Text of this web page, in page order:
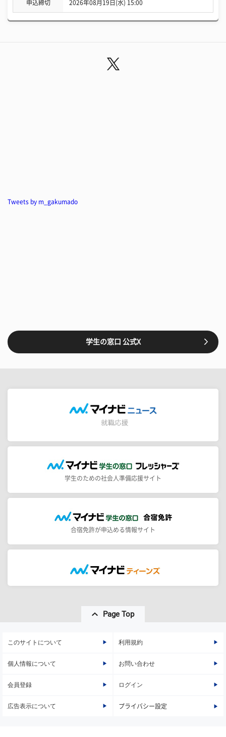
申込締切 2026年08月19日(水) 15:00
Tweets by m_gakumado
学生の窓口 公式X
学生のための社会人準備応援サイト
合宿免許が申込める情報サイト
Page Top
このサイトについて 利用規約
個人情報について お問い合わせ
会員登録 ログイン
広告表示について プライバシー設定